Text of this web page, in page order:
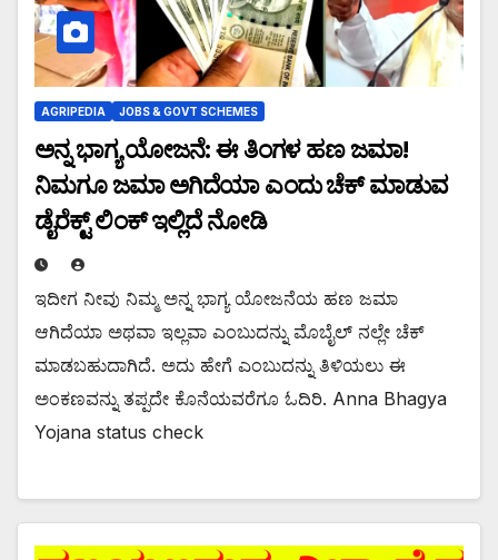
AGRIPEDIA JOBS & GOVT SCHEMES
ಅನ್ನ ಭಾಗ್ಯ ಯೋಜನೆ: ಈ ತಿಂಗಳ ಹಣ ಜಮಾ!
ನಿಮಗೂ ಜಮಾ ಅಗಿದೆಯಾ ಎಂದು ಚೆಕ್ ಮಾಡುವ
ಡೈರೆಕ್ಟ್ ಲಿಂಕ್ ಇಲ್ಲಿದೆ ನೋಡಿ
ಇದೀಗ ನೀವು ನಿಮ್ಮ ಅನ್ನ ಭಾಗ್ಯ ಯೋಜನೆಯ ಹಣ ಜಮಾ
ಆಗಿದೆಯಾ ಅಥವಾ ಇಲ್ಲವಾ ಎಂಬುದನ್ನು ಮೊಬೈಲ್ ನಲ್ಲೇ ಚೆಕ್
ಮಾಡಬಹುದಾಗಿದೆ. ಅದು ಹೇಗೆ ಎಂಬುದನ್ನು ತಿಳಿಯಲು ಈ
ಅಂಕಣವನ್ನು ತಪ್ಪದೇ ಕೊನೆಯವರೆಗೂ ಓದಿರಿ. Anna Bhagya
Yojana status check